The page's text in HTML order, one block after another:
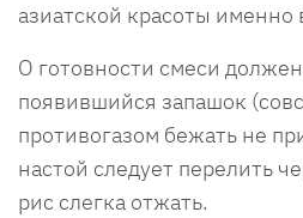
азиатской красоты именно
О готовности смеси
появившийся запашок
противогазом бежать не
настой следует перелить
рис слегка отжать.